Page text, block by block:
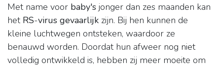
Met name voor baby's jonger dan zes maanden kan
het RS-virus gevaarlijk zijn. Bij hen kunnen de
kleine luchtwegen ontsteken, waardoor ze
benauwd worden. Doordat hun afweer nog niet
volledig ontwikkeld is, hebben zij meer moeite om